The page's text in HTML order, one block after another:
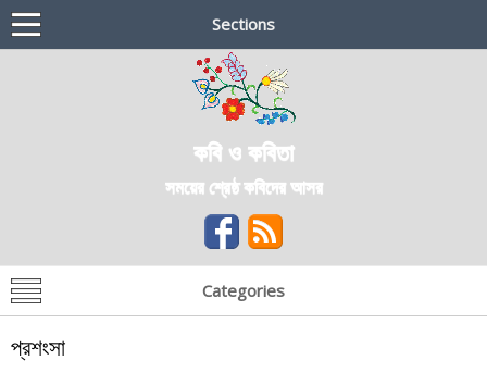
Sections
কবি ও কবিতা
সময়ের শ্রেষ্ঠ কবিদের আসর
Categories
প্রশংসা